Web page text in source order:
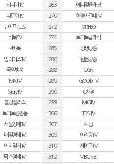
시니어TV
다문화TV
뉴이프PLUS
바둑TV
K바둑
빌리어즈TV
국악방송
MXTV
StoryTV
볼링플러스
토마토증권통
서울경제TV
매일경제TV
이데일리TV
팍스경제TV
263
애니멀플래닛
270
한경아르떼TV
272
ORFEO
274
토마토클래식
285
상생방송
286
원음방송
288
CGN
289
GOOD TV
290
C채널
299
MGTV
306
TBS TV
307
채널i
309
아리랑TV
310
세이프TV
312
MBC NET